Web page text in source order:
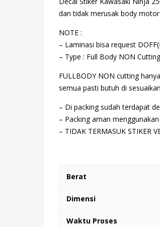
dan tidak merusak body
NOTE :
– Laminasi bisa request
– Type : Full Body NON Cutting
FULLBODY NON cutting
semua pasti butuh di
– Di packing sudah terdapat
– Packing aman
– TIDAK TERMASUK STIKER
Berat
Dimensi
Waktu Proses